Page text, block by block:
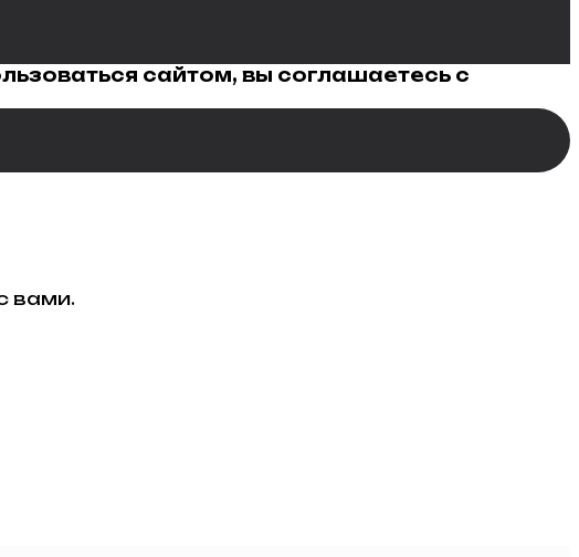
сайтом, вы соглашаетесь с
вами.